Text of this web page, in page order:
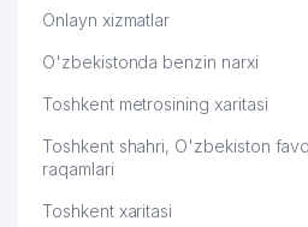
Onlayn xizmatlar
O'zbekistonda benzin narxi
Toshkent metrosining xaritasi
Toshkent shahri, O'zbekiston
raqamlari
Toshkent xaritasi